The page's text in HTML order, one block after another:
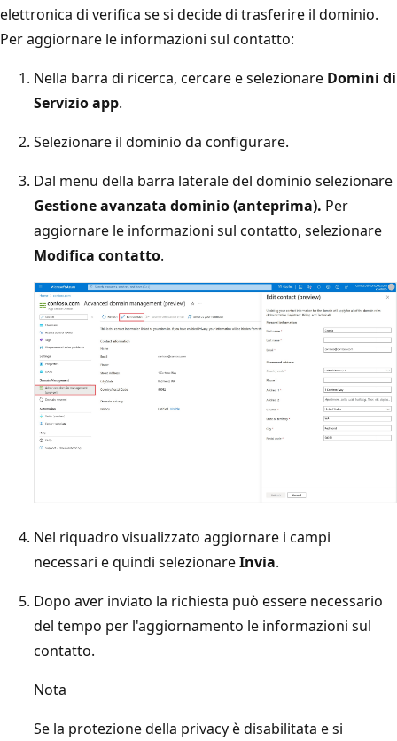
elettronica di verifica se si decide di trasferire il dominio.
Per aggiornare le informazioni sul contatto:
Nella barra di ricerca, cercare e selezionare Domini di
Servizio app.
Selezionare il dominio da configurare.
Dal menu della barra laterale del dominio selezionare
Gestione avanzata dominio (anteprima). Per
aggiornare le informazioni sul contatto, selezionare
Modifica contatto.
Nel riquadro visualizzato aggiornare i campi
necessari e quindi selezionareInvia.
Dopo aver inviato la richiesta può essere necessario
del tempo per l'aggiornamento le informazioni sul
contatto.
Nota
Se la protezione della privacy è disabilitata e si